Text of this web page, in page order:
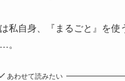
私自身、『まるごと』を
あわせて読みたい